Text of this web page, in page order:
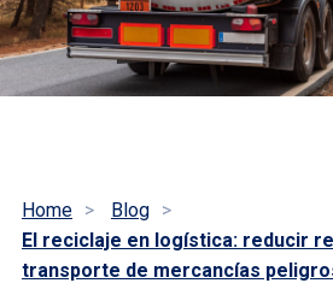
Home
Blog
El reciclaje en logística: reducir
transporte de mercancías